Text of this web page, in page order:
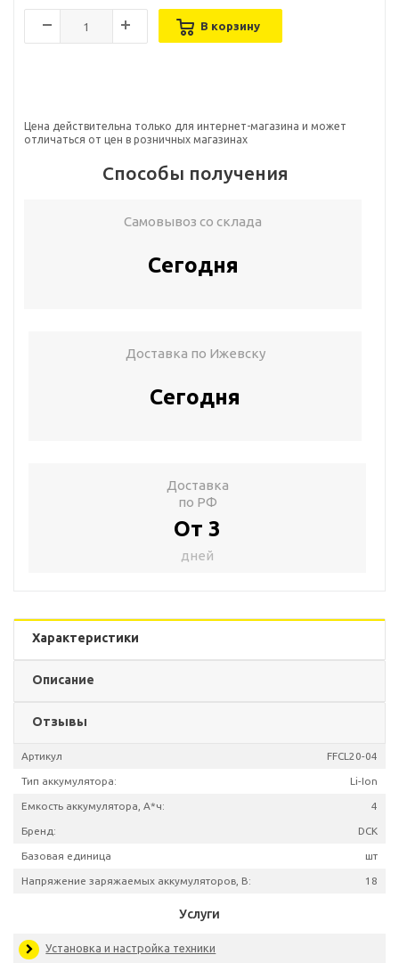
В корзину
Цена действительна только для интернет-магазина и может
отличаться от цен в розничных магазинах
Способы получения
Самовывоз со склада
Сегодня
Доставка по Ижевску
Сегодня
Доставка
по РФ
От 3
дней
Характеристики
Описание
Отзывы
Артикул